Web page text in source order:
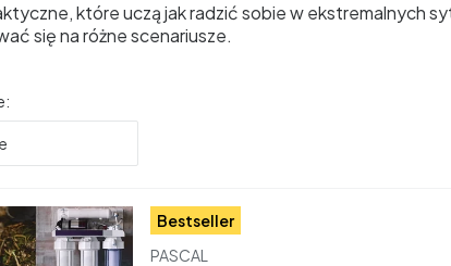
które uczą jak radzić sobie w ekstremalnych
się na różne scenariusze.
Bestseller
Producent
PASCAL